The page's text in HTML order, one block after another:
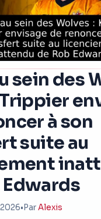
sein des
à son
suite au
Edwards
• ParAlexis